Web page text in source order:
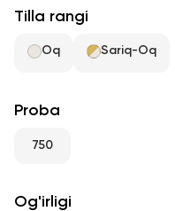
Sevimli
+998 71 205 22 22
Tilla rangi
Oq Sariq-Oq
Proba
750
Og'irligi